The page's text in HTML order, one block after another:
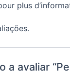
plus
a avaliar